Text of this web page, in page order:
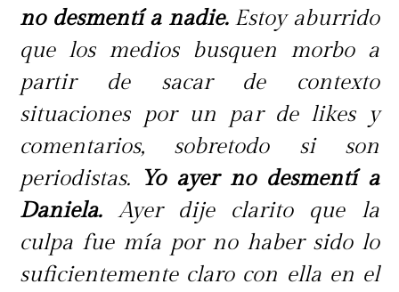
no desmentí a nadie.Estoy aburrido
que los medios busquen morbo a
partir de sacar de contexto
situaciones por un par de likes y
comentarios, sobretodo si son
periodistas. Yo ayer no desmentí a
Daniela.Ayer dije clarito que la
culpa fue mía por no haber sido lo
suficientemente claro con ella en el